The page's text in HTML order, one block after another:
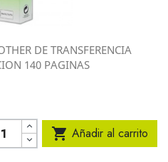
DE TRANSFERENCIA
140 PAGINAS
 Añadir al carrito